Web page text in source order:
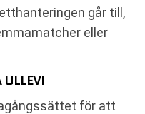
går till,
eller
för att